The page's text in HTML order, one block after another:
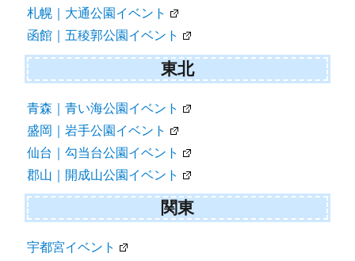
札幌｜大通公園イベント
函館｜五稜郭公園イベント
東北
青森｜青い海公園イベント
盛岡｜岩手公園イベント
仙台｜勾当台公園イベント
郡山｜開成山公園イベント
関東
宇都宮イベント